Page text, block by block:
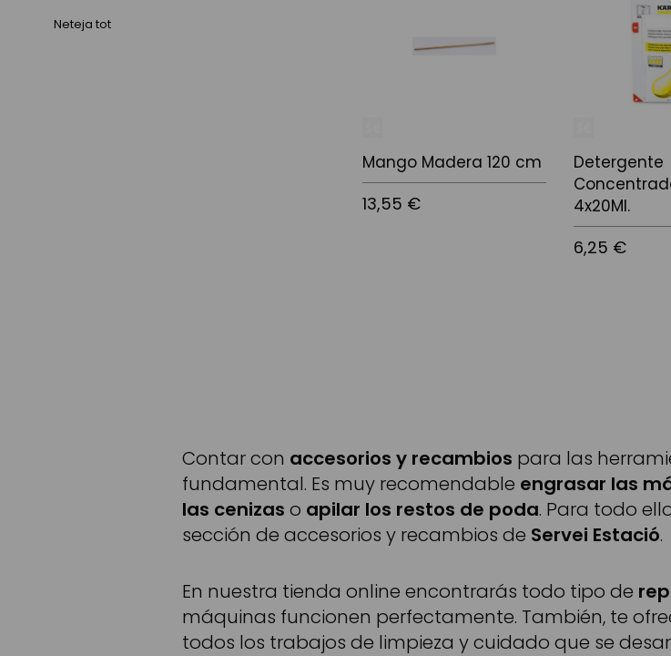
Mango Madera 120 cm
13,55 €
Detergente
4x20Ml.
6,25 €
Neteja tot
Contar con accesorios y recambios para las
fundamental. Es muy recomendable engrasar las
las cenizas o apilar los restos de poda. Para todo
sección de accesorios y recambios de Servei Estació.
En nuestra tienda online encontrarás todo tipo de
máquinas funcionen perfectamente. También, te
todos los trabajos de limpieza y cuidado que se